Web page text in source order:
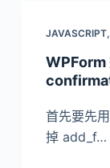
JAVASCRIPT,
WPForm
首先要先
掉 add_f…